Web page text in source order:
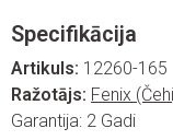
Specifikācija
Artikuls: 12260-165
Ražotājs: Fenix
Garantija: 2 Gadi